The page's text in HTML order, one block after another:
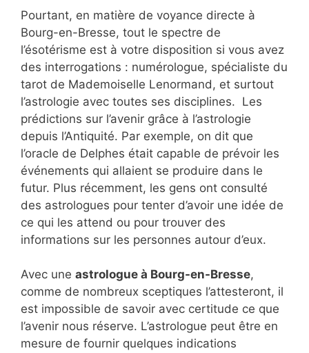
Pourtant, en matière de voyance directe à
Bourg-en-Bresse, tout le spectre de
l’ésotérisme est à votre disposition si vous avez
des interrogations : numérologue, spécialiste du
tarot de Mademoiselle Lenormand, et surtout
l’astrologie avec toutes ses disciplines. Les
prédictions sur l’avenir grâce à l’astrologie
depuis l’Antiquité. Par exemple, on dit que
l’oracle de Delphes était capable de prévoir les
événements qui allaient se produire dans le
futur. Plus récemment, les gens ont consulté
des astrologues pour tenter d’avoir une idée de
ce qui les attend ou pour trouver des
informations sur les personnes autour d’eux.
Avec une astrologue à Bourg-en-Bresse,
comme de nombreux sceptiques l’attesteront, il
est impossible de savoir avec certitude ce que
l’avenir nous réserve. L’astrologue peut être en
mesure de fournir quelques indications